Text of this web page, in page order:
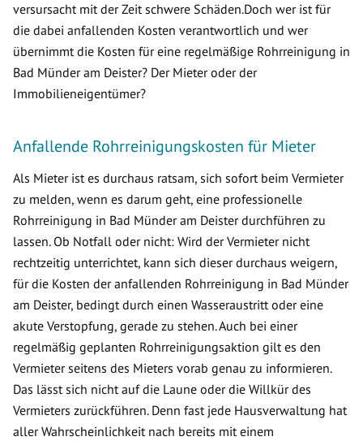
versursacht mit der Zeit schwere Schäden.Doch wer ist für
die dabei anfallenden Kosten verantwortlich und wer
übernimmt die Kosten für eine regelmäßige Rohrreinigung in
Bad Münder am Deister? Der Mieter oder der
Immobilieneigentümer?
Anfallende Rohrreinigungskosten für Mieter
Als Mieter ist es durchaus ratsam, sich sofort beim Vermieter
zu melden, wenn es darum geht, eine professionelle
Rohrreinigung in Bad Münder am Deister durchführen zu
lassen. Ob Notfall oder nicht: Wird der Vermieter nicht
rechtzeitig unterrichtet, kann sich dieser durchaus weigern,
für die Kosten der anfallenden Rohrreinigung in Bad Münder
am Deister, bedingt durch einen Wasseraustritt oder eine
akute Verstopfung, gerade zu stehen. Auch bei einer
regelmäßig geplanten Rohrreinigungsaktion gilt es den
Vermieter seitens des Mieters vorab genau zu informieren.
Das lässt sich nicht auf die Laune oder die Willkür des
Vermieters zurückführen. Denn fast jede Hausverwaltung hat
aller Wahrscheinlichkeit nach bereits mit einem